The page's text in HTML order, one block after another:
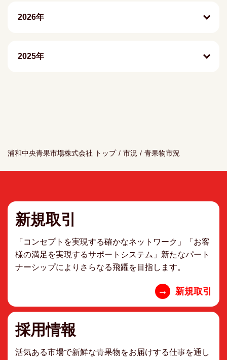
2026年
2025年
浦和中央青果市場株式会社 トップ / 市況 / 青果物市況
新規取引
「コンセプトを実現する確かなネットワーク」「お客
様の満足を実現するサポートシステム」新たなパート
ナーシップによりさらなる飛躍を目指します。
→ 新規取引
採用情報
活気ある市場で新鮮な青果物をお届けする仕事を通し